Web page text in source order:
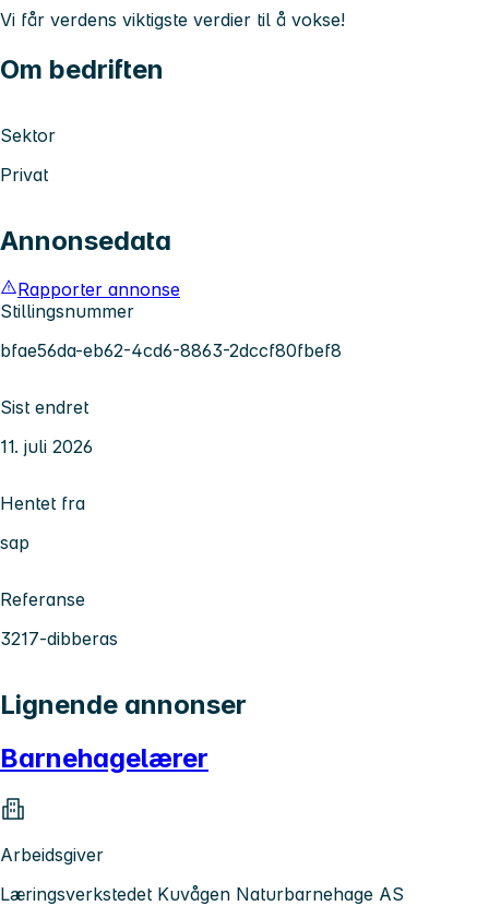
Vi får verdens viktigste verdier til å vokse!
Om bedriften
Sektor
Privat
Annonsedata
Rapporter annonse
Stillingsnummer
bfae56da-eb62-4cd6-8863-2dccf80fbef8
Sist endret
11. juli 2026
Hentet fra
sap
Referanse
3217-dibberas
Lignende annonser
Barnehagelærer
Arbeidsgiver
Læringsverkstedet Kuvågen Naturbarnehage AS